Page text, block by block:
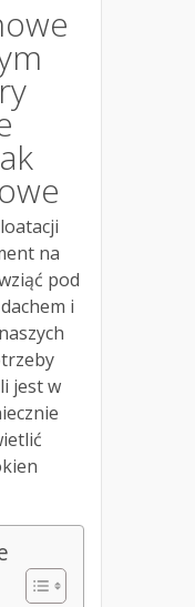
na
pod
i
jest w